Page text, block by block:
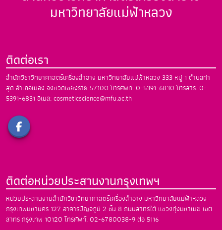
มหาวิทยาลัยแม่ฟ้าหลวง
ติดต่อเรา
สำนักวิชาวิทยาศาสตร์เครื่องสำอาง มหาวิทยาลัยแม่ฟ้าหลวง 333 หมู่ 1 ตำบลท่า
สุด อำเภอเมือง จังหวัดเชียงราย 57100 โทรศัพท์. 0-5391-6830 โทรสาร. 0-
5391-6831 อีเมล: cosmeticscience@mfu.ac.th
ติดต่อหน่วยประสานงานกรุงเทพฯ
หน่วยประสานงานสำนักวิชาวิทยาศาสตร์เครื่องสำอาง มหาวิทยาลัยแม่ฟ้าหลวง
กรุงเทพมหานคร 127 อาคารปัญจภูมิ 2 ชั้น 8 ถนนสาทรใต้ แขวงทุ่งมหาเมฆ เขต
สาทร กรุงเทพ 10120 โทรศัพท์. 02-6780038-9 ต่อ 5116